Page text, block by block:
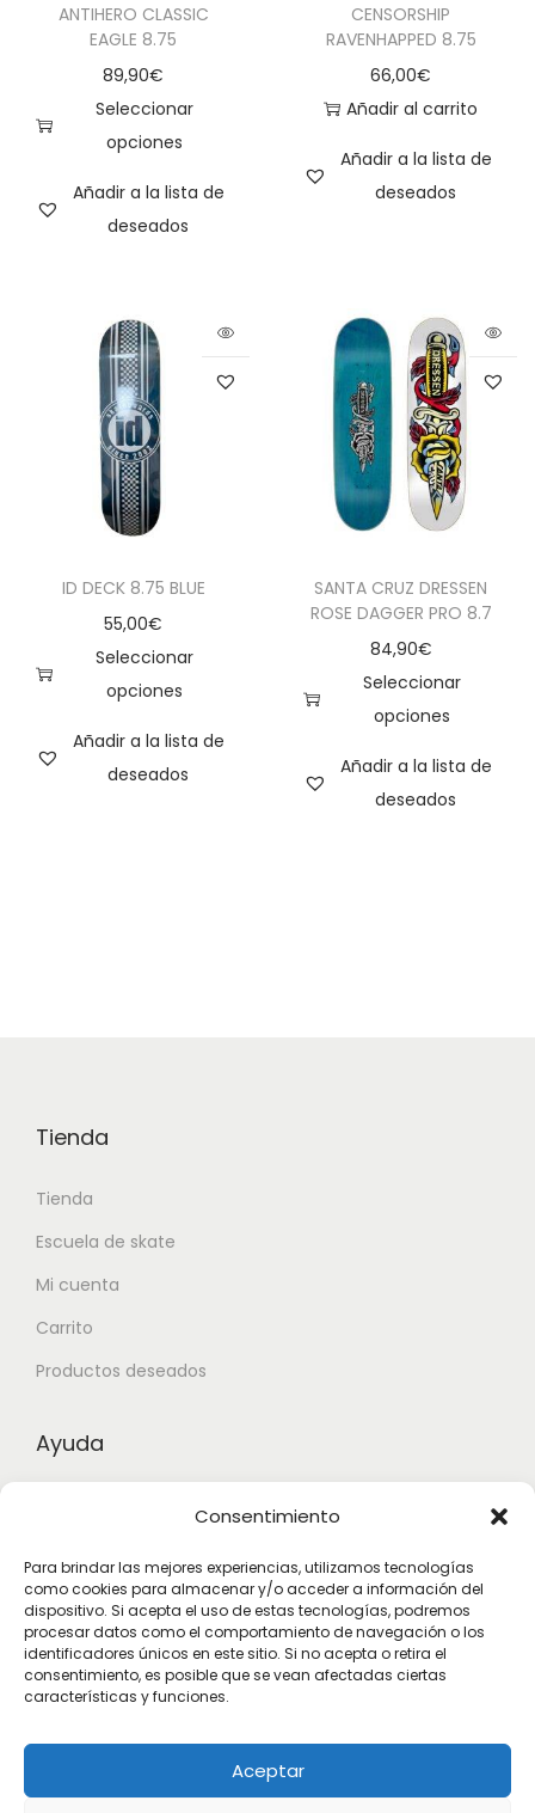
Consentimiento
Para brindar las mejores experiencias, utilizamos tecnologías
como cookies para almacenar y/o acceder a información del
dispositivo. Si acepta el uso de estas tecnologías, podremos
procesar datos como el comportamiento de navegación o los
identificadores únicos en este sitio. Si no acepta o retira el
consentimiento, es posible que se vean afectadas ciertas
características y funciones.
Aceptar
ANTIHERO CLASSIC
EAGLE 8.75
89,90€
Seleccionar
opciones
Añadir a la lista de
deseados
CENSORSHIP
RAVENHAPPED 8.75
66,00€
Añadir al carrito
Añadir a la lista de
deseados
ID DECK 8.75 BLUE
55,00€
Seleccionar
opciones
Añadir a la lista de
deseados
SANTA CRUZ DRESSEN
ROSE DAGGER PRO 8.7
84,90€
Seleccionar
opciones
Añadir a la lista de
deseados
Tienda
Tienda
Escuela de skate
Mi cuenta
Carrito
Productos deseados
Ayuda
Términos y condiciones
Suscribete